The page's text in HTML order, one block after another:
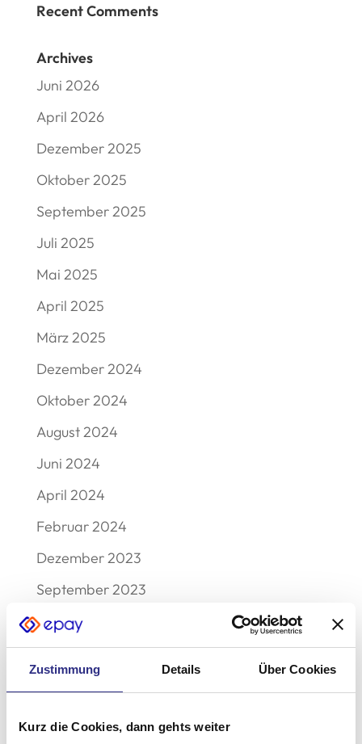
Zustimmung Details Über Cookies
Kurz die Cookies, dann gehts weiter
Recent Comments
Archives
Juni 2026
April 2026
Dezember 2025
Oktober 2025
September 2025
Juli 2025
Mai 2025
April 2025
März 2025
Dezember 2024
Oktober 2024
August 2024
Juni 2024
April 2024
Februar 2024
Dezember 2023
September 2023
August 2023
Mai 2023